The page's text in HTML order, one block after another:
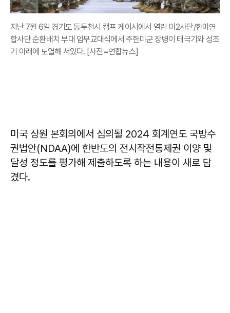
지난 7월 6일 경기도 동두천시 캠프 케이시에서 열린 미2사단/한미연
합사단 순환배치 부대 임무교대식에서 주한미군 장병이 태극기와 성조
기 아래에 도열해 서있다. [사진=연합뉴스]
미국 상원 본회의에서 심의될 2024 회계연도 국방수
권법안(NDAA)에 한반도의 전시작전통제권 이양 및
달성 정도를 평가해 제출하도록 하는 내용이 새로 담
겼다.